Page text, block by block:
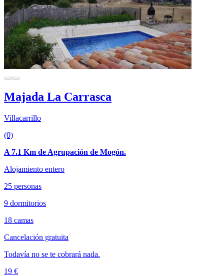
Majada La Carrasca
Villacarrillo
(0)
A 7.1 Km de Agrupación de Mogón.
Alojamiento entero
25 personas
9 dormitorios
18 camas
Cancelación gratuita
Todavía no se te cobrará nada.
19 €